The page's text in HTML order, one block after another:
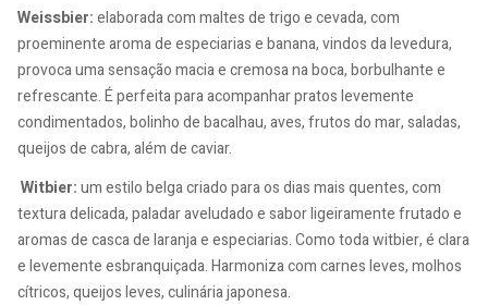
Weissbier:elaborada com maltes de trigo e cevada, com
proeminente aroma de especiarias e banana, vindos da levedura,
provoca uma sensação macia e cremosa na boca, borbulhante e
refrescante. É perfeita para acompanhar pratos levemente
condimentados, bolinho de bacalhau, aves, frutos do mar, saladas,
queijos de cabra, além de caviar.
Witbier:um estilo belga criado para os dias mais quentes, com
textura delicada, paladar aveludado e sabor ligeiramente frutado e
aromas de casca de laranja e especiarias. Como toda witbier, é clara
e levemente esbranquiçada. Harmoniza com carnes leves, molhos
cítricos, queijos leves, culinária japonesa.